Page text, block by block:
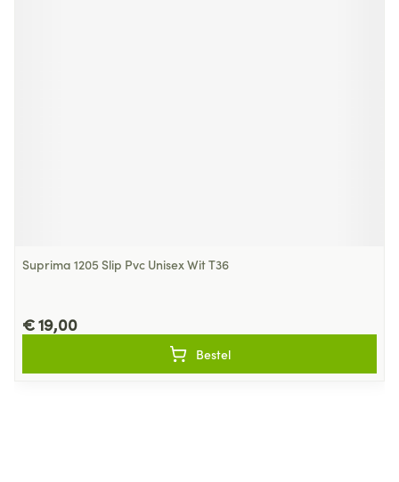
Suprima 1205 Slip Pvc Unisex Wit T36
€ 19,00
Bestel